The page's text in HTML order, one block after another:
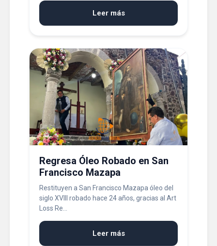
Leer más
Regresa Óleo Robado en San
Francisco Mazapa
Restituyen a San Francisco Mazapa óleo del
siglo XVIII robado hace 24 años, gracias al Art
Loss Re...
Leer más